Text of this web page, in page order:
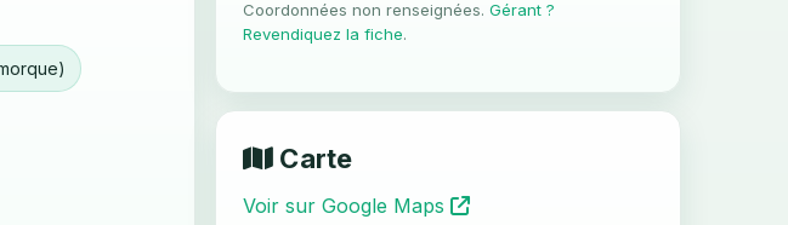
Coordonnées non renseignées. Gérant ?
Revendiquez la fiche.
Carte
Voir sur Google Maps